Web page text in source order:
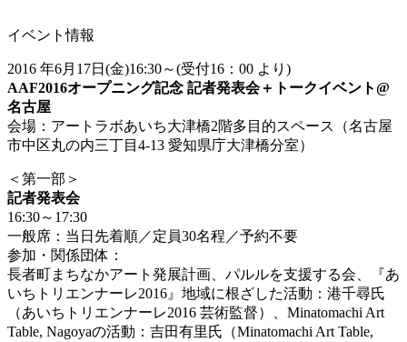
イベント情報
2016 年6月17日(金)16:30～(受付16：00 より)
AAF2016オープニング記念 記者発表会＋トークイベント@
名古屋
会場：アートラボあいち大津橋2階多目的スペース（名古屋
市中区丸の内三丁目4-13 愛知県庁大津橋分室）
＜第一部＞
記者発表会
16:30～17:30
一般席：当日先着順／定員30名程／予約不要
参加・関係団体：
長者町まちなかアート発展計画、パルルを支援する会、『あ
いちトリエンナーレ2016』地域に根ざした活動：港千尋氏
（あいちトリエンナーレ2016 芸術監督）、Minatomachi Art
Table, Nagoyaの活動：吉田有里氏（Minatomachi Art Table,